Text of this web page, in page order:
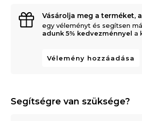
Vásárolja meg a terméket,
egy véleményt és segítsen
adunk 5% kedvezménnyel a
Vélemény hozzáadása
Segítségre van szüksége?